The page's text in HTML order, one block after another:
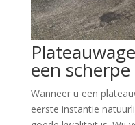
een
Wanneer u een
eerste instantie